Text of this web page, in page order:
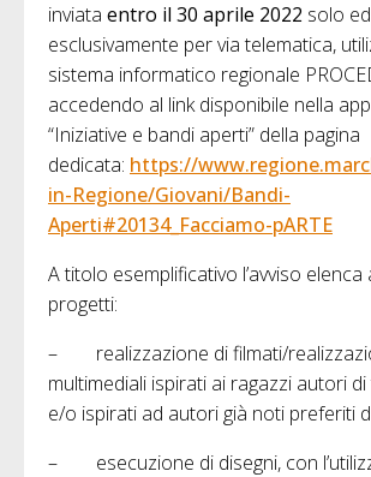
inviata entro il 30 aprile 2022 solo ed
esclusivamente per via telematica,
sistema informatico regionale
accedendo al link disponibile nella
“Iniziative e bandi aperti” della pagina
dedicata: https://
in-Regione/Giovani/Bandi-
Aperti#20134_Facciamo-pARTE
A titolo esemplificativo l’avviso
progetti:
– realizzazione di filmati/
multimediali ispirati ai ragazzi autori
e/o ispirati ad autori già noti preferiti
– esecuzione di disegni, con